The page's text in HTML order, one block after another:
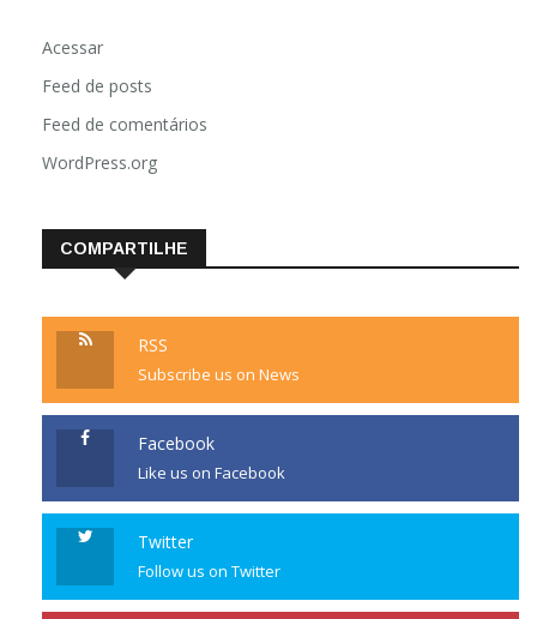
Acessar
Feed de posts
Feed de comentários
WordPress.org
COMPARTILHE
RSS
Subscribe us on News
Facebook
Like us on Facebook
Twitter
Follow us on Twitter